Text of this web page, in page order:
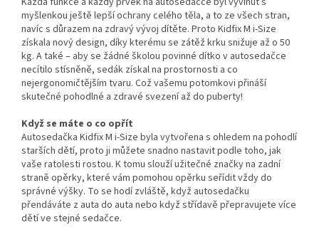
myšlenkou ještě lepší ochrany celého těla, a to ze všech stran,
navíc s důrazem na zdravý vývoj dítěte. Proto Kidfix M i-Size
získala nový design, díky kterému se zátěž krku snižuje až o 50
kg. A také – aby se žádné školou povinné dítko v autosedačce
necítilo stísněně, sedák získal na prostornosti a co
nejergonomičtějším tvaru. Což vašemu potomkovi přináší
skutečné pohodlné a zdravé svezení až do puberty!
Když se máte o co opřít
Autosedačka Kidfix M i-Size byla vytvořena s ohledem na pohodlí
starších dětí, proto ji můžete snadno nastavit podle toho, jak
vaše ratolesti rostou. K tomu slouží užitečné značky na zadní
straně opěrky, které vám pomohou opěrku seřídit vždy do
správné výšky. To se hodí zvláště, když autosedačku
přendáváte z auta do auta nebo když střídavě přepravujete více
dětí ve stejné sedačce.